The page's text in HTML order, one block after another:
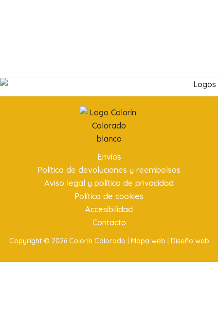
Envíos
Política de devoluciones y reembolsos
Aviso legal y política de privacidad
Política de cookies
Accesibilidad
Contacto
Copyright © 2026 Colorín Colorado | Mapa web | Diseño web